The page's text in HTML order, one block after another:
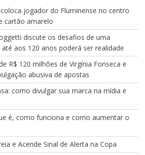
jogador do Fluminense no centro
cartão amarelo
discute os desafios de uma
aos 120 anos poderá ser realidade
R$ 120 milhões de Virgínia Fonseca e
abusiva de apostas
como divulgar sua marca na mídia e
é, como funciona e como aumentar o
e Acende Sinal de Alerta na Copa